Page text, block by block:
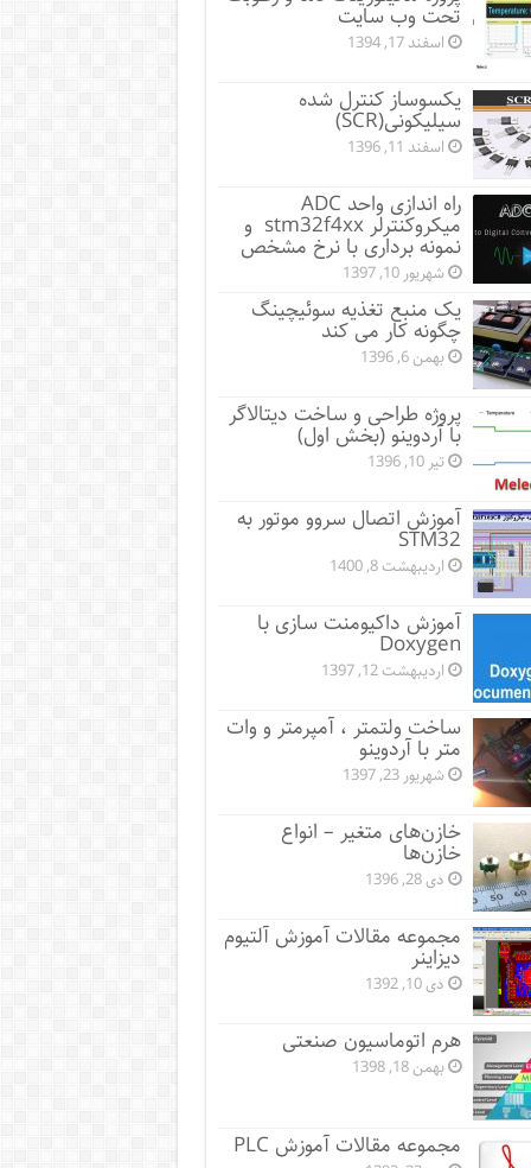
تحت وب سایت
اسفند 17, 1394
یکسوساز کنترل شده
سیلیکونی(SCR)
اسفند 11, 1396
راه اندازی واحد ADC
میکروکنترلر stm32f4xx و
نمونه برداری با نرخ مشخص
شهریور 10, 1397
یک منبع تغذیه سوئیچینگ
چگونه کار می کند
بهمن 6, 1396
پروژه طراحی و ساخت دیتالاگر
با آردوینو (بخش اول)
تیر 10, 1396
آموزش اتصال سروو موتور به
STM32
اردیبهشت 8, 1400
آموزش داکیومنت سازی با
Doxygen
اردیبهشت 12, 1397
ساخت ولتمتر ، آمپرمتر و وات
متر با آردوینو
شهریور 23, 1397
خازن‌های متغیر – انواع
خازن‌ها
دی 28, 1396
مجموعه مقالات آموزش آلتیوم
دیزاینر
دی 10, 1392
هرم اتوماسیون صنعتی
بهمن 18, 1398
مجموعه مقالات آموزش PLC